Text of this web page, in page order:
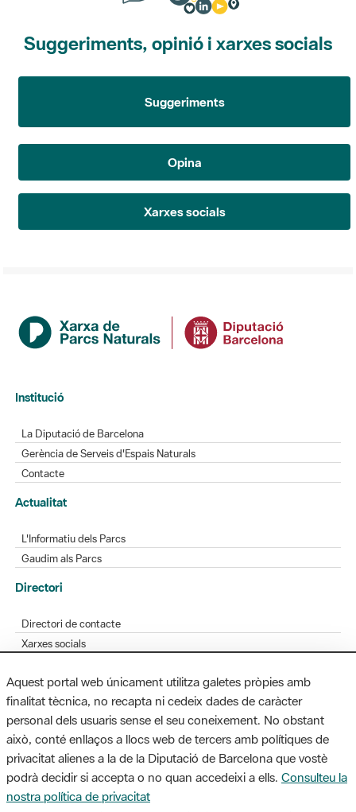
Suggeriments, opinió i xarxes socials
Suggeriments
Opina
Xarxes socials
Institució
La Diputació de Barcelona
Gerència de Serveis d'Espais Naturals
Contacte
Actualitat
L'Informatiu dels Parcs
Gaudim als Parcs
Directori
Directori de contacte
Xarxes socials
Bústia de suggeriments
Opineu sobre els parcs
MAPA WEB AVÍS LEGAL ACCESSIBILITAT
Aquest portal web únicament utilitza galetes pròpies amb
finalitat tècnica, no recapta ni cedeix dades de caràcter
personal dels usuaris sense el seu coneixement. No obstant
això, conté enllaços a llocs web de tercers amb polítiques de
privacitat alienes a la de la Diputació de Barcelona que vostè
podrà decidir si accepta o no quan accedeixi a ells. Consulteu la
nostra política de privacitat